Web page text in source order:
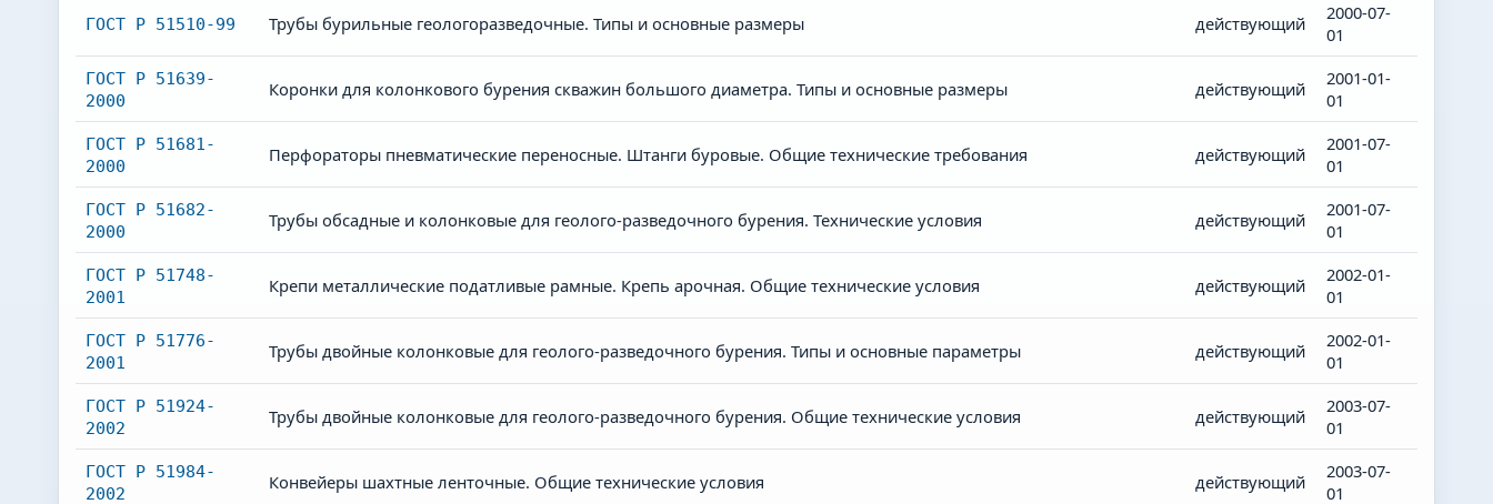
ГОСТ Р 51510-99 Трубы бурильные геологоразведочные. Типы и основные размеры действующий
2000-07-
01
ГОСТ Р 51639-
2000
Коронки для колонкового бурения скважин большого диаметра. Типы и основные размеры действующий
2001-01-
01
ГОСТ Р 51681-
2000
Перфораторы пневматические переносные. Штанги буровые. Общие технические требования действующий
2001-07-
01
ГОСТ Р 51682-
2000
Трубы обсадные и колонковые для геолого-разведочного бурения. Технические условия действующий
2001-07-
01
ГОСТ Р 51748-
2001
Крепи металлические податливые рамные. Крепь арочная. Общие технические условия действующий
2002-01-
01
ГОСТ Р 51776-
2001
Трубы двойные колонковые для геолого-разведочного бурения. Типы и основные параметры действующий
2002-01-
01
ГОСТ Р 51924-
2002
Трубы двойные колонковые для геолого-разведочного бурения. Общие технические условия действующий
2003-07-
01
ГОСТ Р 51984-
2002
Конвейеры шахтные ленточные. Общие технические условия действующий
2003-07-
01